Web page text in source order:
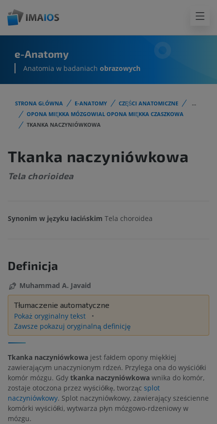
e-Anatomy
Anatomia w badaniach obrazowych
STRONA GŁÓWNA E-ANATOMY CZĘŚCI ANATOMICZNE
...
OPONA MIĘKKA MÓZGOWIAL OPONA MIĘKKA CZASZKOWA
TKANKA NACZYNIÓWKOWA
Tkanka naczyniówkowa
Tela chorioidea
Synonim w języku łacińskim Tela choroidea
Definicja
Muhammad A. Javaid
Tłumaczenie automatyczne
Pokaż oryginalny tekst
Zawsze pokazuj oryginalną definicję
Tkanka naczyniówkowa jest fałdem opony miękkiej
zawierającym unaczynionym rdzeń. Przylega ona do wyściółki
komór mózgu. Gdy tkanka naczyniówkowa wnika do komór,
zostaje otoczona przez wyściółkę, tworząc splot
naczyniówkowy. Splot naczyniówkowy, zawierający sześcienne
komórki wyściółki, wytwarza płyn mózgowo-rdzeniowy w
mózgu.